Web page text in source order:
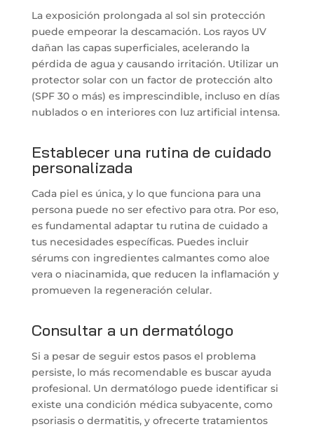
La exposición prolongada al sol sin protección
puede empeorar la descamación. Los rayos UV
dañan las capas superficiales, acelerando la
pérdida de agua y causando irritación. Utilizar un
protector solar con un factor de protección alto
(SPF 30 o más) es imprescindible, incluso en días
nublados o en interiores con luz artificial intensa.
Establecer una rutina de cuidado
personalizada
Cada piel es única, y lo que funciona para una
persona puede no ser efectivo para otra. Por eso,
es fundamental adaptar tu rutina de cuidado a
tus necesidades específicas. Puedes incluir
sérums con ingredientes calmantes como aloe
vera o niacinamida, que reducen la inflamación y
promueven la regeneración celular.
Consultar a un dermatólogo
Si a pesar de seguir estos pasos el problema
persiste, lo más recomendable es buscar ayuda
profesional. Un dermatólogo puede identificar si
existe una condición médica subyacente, como
psoriasis o dermatitis, y ofrecerte tratamientos